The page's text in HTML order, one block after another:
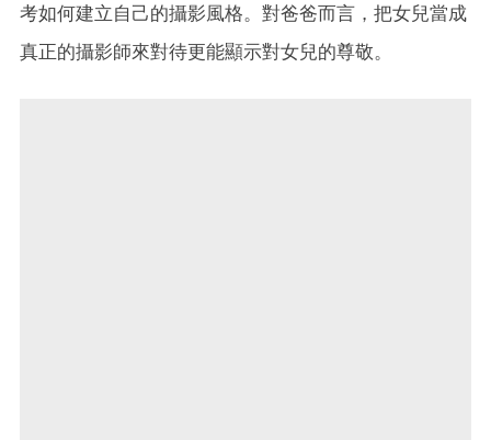
考如何建立自己的攝影風格。對爸爸而言，把女兒當成
真正的攝影師來對待更能顯示對女兒的尊敬。